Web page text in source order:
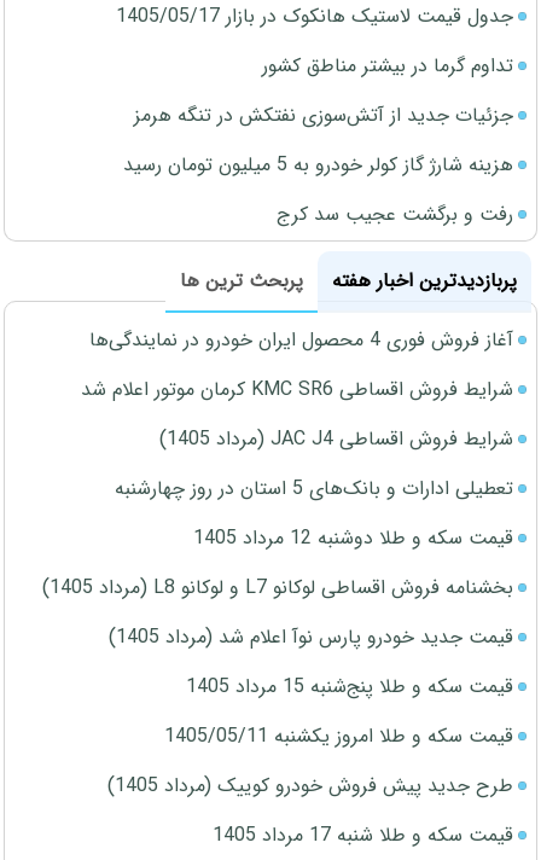
جدول قیمت لاستیک هانکوک در بازار 1405/05/17
تداوم گرما در بیشتر مناطق کشور
جزئیات جدید از آتش‌سوزی نفتکش در تنگه هرمز
هزینه شارژ گاز کولر خودرو به 5 میلیون تومان رسید
رفت و برگشت عجیب سد کرج
پربازدیدترین اخبار هفته
پربحث ترین ها
آغاز فروش فوری 4 محصول ایران خودرو در نمایندگی‌ها
شرایط فروش اقساطی KMC SR6 کرمان موتور اعلام شد
شرایط فروش اقساطی JAC J4 (مرداد 1405)
تعطیلی ادارات و بانک‌های 5 استان در روز چهارشنبه
قیمت سکه و طلا دوشنبه 12 مرداد 1405
بخشنامه فروش اقساطی لوکانو L7 و لوکانو L8 (مرداد 1405)
قیمت جدید خودرو پارس نوآ اعلام شد (مرداد 1405)
قیمت سکه و طلا پنج‌شنبه 15 مرداد 1405
قیمت سکه و طلا امروز یکشنبه 1405/05/11
طرح جدید پیش فروش خودرو کوییک (مرداد 1405)
قیمت سکه و طلا شنبه 17 مرداد 1405